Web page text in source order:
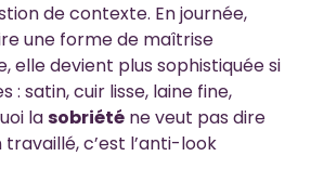
de contexte. En journée,
une forme de maîtrise
elle devient plus sophistiquée si
: satin, cuir lisse, laine fine,
lasobriété ne veut pas dire
travaillé, c’est l’anti-look